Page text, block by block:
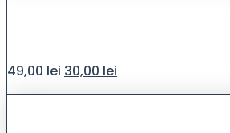
49,00lei 30,00 lei